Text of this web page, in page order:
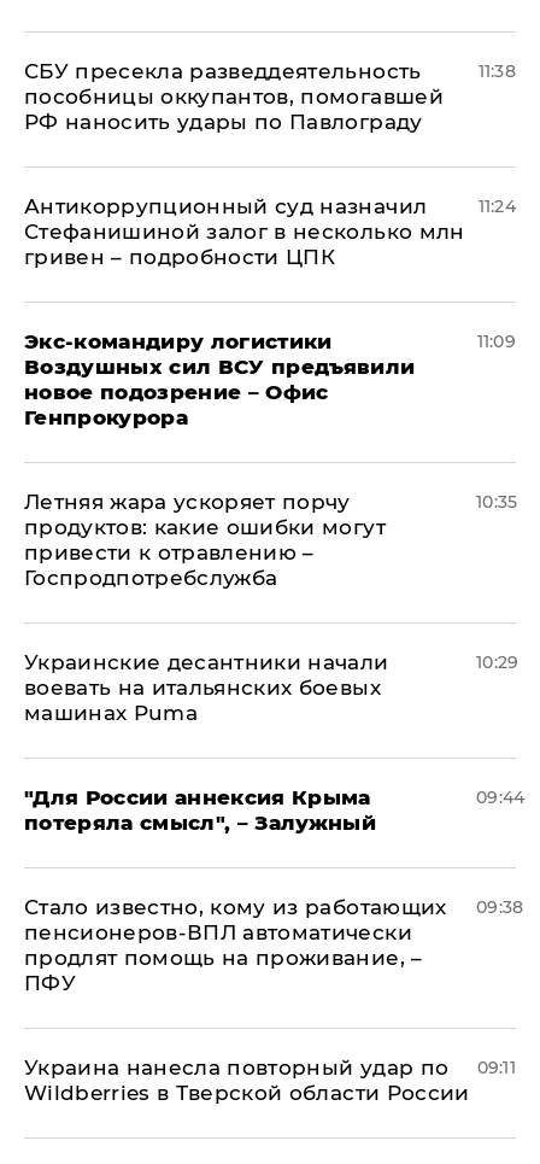
СБУ пресекла разведдеятельность
пособницы оккупантов, помогавшей
РФ наносить удары по Павлограду
11:38
Антикоррупционный суд назначил
Стефанишиной залог в несколько млн
гривен – подробности ЦПК
11:24
Экс-командиру логистики
Воздушных сил ВСУ предъявили
новое подозрение – Офис
Генпрокурора
11:09
Летняя жара ускоряет порчу
продуктов: какие ошибки могут
привести к отравлению –
Госпродпотребслужба
10:35
Украинские десантники начали
воевать на итальянских боевых
машинах Puma
10:29
"Для России аннексия Крыма
потеряла смысл", – Залужный
09:44
Стало известно, кому из работающих
пенсионеров-ВПЛ автоматически
продлят помощь на проживание, –
ПФУ
09:38
Украина нанесла повторный удар по
Wildberries в Тверской области России
09:11